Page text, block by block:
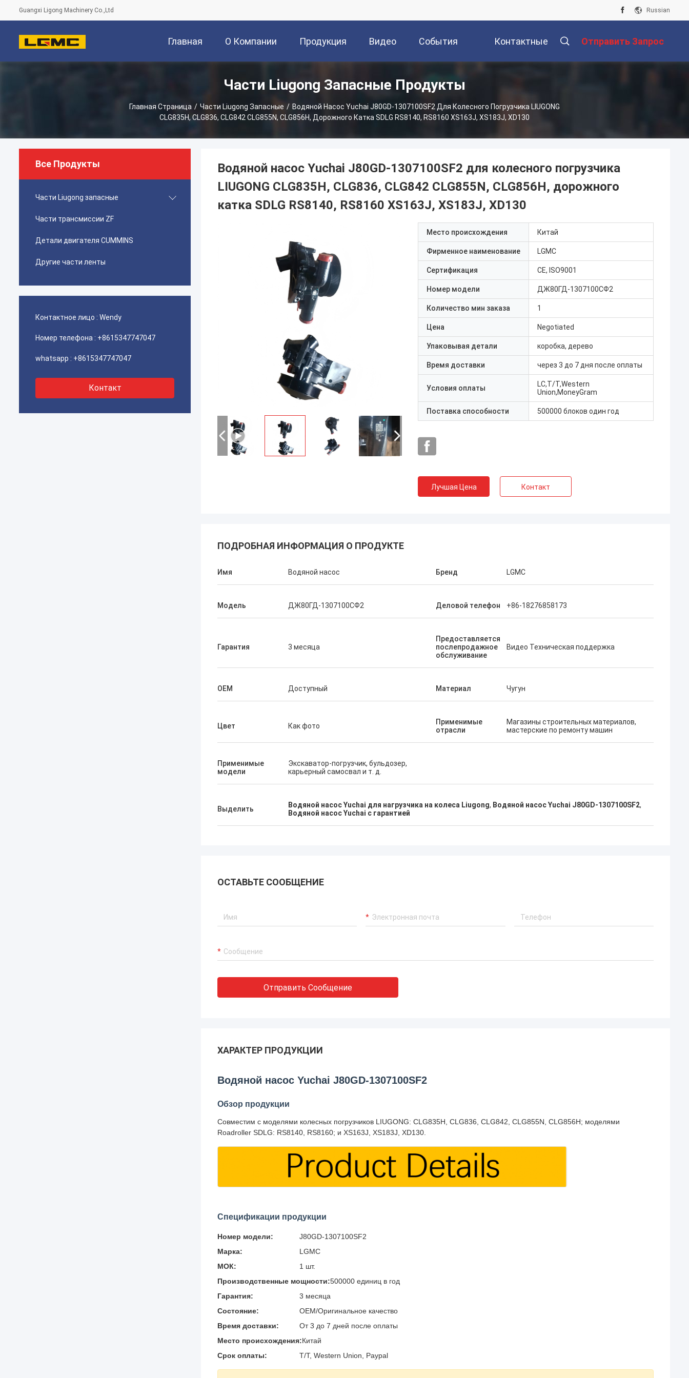
Guangxi Ligong Machinery Co.,Ltd Russian
Главная О Компании Продукция Видео События Контактные Отправить Запрос
Части Liugong Запасные Продукты
Главная Страница / Части Liugong Запасные / Водяной Насос Yuchai J80GD-1307100SF2 Для Колесного Погрузчика LIUGONG
CLG835H, CLG836, CLG842 CLG855N, CLG856H, Дорожного Катка SDLG RS8140, RS8160 XS163J, XS183J, XD130
Все Продукты
Части Liugong запасные
Части трансмиссии ZF
Детали двигателя CUMMINS
Другие части ленты
Контактное лицо : Wendy
Номер телефона : +8615347747047
whatsapp : +8615347747047
Контакт
Водяной насос Yuchai J80GD-1307100SF2 для колесного погрузчика
LIUGONG CLG835H, CLG836, CLG842 CLG855N, CLG856H, дорожного
катка SDLG RS8140, RS8160 XS163J, XS183J, XD130
Место происхождения Китай
Фирменное наименование LGMC
Сертификация CE, ISO9001
Номер модели ДЖ80ГД-1307100СФ2
Количество мин заказа 1
Цена Negotiated
Упаковывая детали коробка, дерево
Время доставки через 3 до 7 дня после оплаты
Условия оплаты
LC,T/T,Western
Union,MoneyGram
Поставка способности 500000 блоков один год
Лучшая Цена Контакт
ПОДРОБНАЯ ИНФОРМАЦИЯ О ПРОДУКТЕ
Имя Водяной насос Бренд LGMC
Модель ДЖ80ГД-1307100СФ2 Деловой телефон +86-18276858173
Гарантия 3 месяца
Предоставляется
послепродажное
обслуживание
Видео Техническая поддержка
OEM Доступный Материал Чугун
Цвет Как фото
Применимые
отрасли
Магазины строительных материалов,
мастерские по ремонту машин
Применимые
модели
Экскаватор-погрузчик, бульдозер,
карьерный самосвал и т. д.
Выделить Водяной насос Yuchai для нагрузчика на колеса Liugong, Водяной насос Yuchai J80GD-1307100SF2,
Водяной насос Yuchai с гарантией
ОСТАВЬТЕ СООБЩЕНИЕ
Отправить Сообщение
ХАРАКТЕР ПРОДУКЦИИ
Водяной насос Yuchai J80GD-1307100SF2
Обзор продукции
Совместим с моделями колесных погрузчиков LIUGONG: CLG835H, CLG836, CLG842, CLG855N, CLG856H; моделями
Roadroller SDLG: RS8140, RS8160; и XS163J, XS183J, XD130.
Спецификации продукции
Номер модели:
J80GD-1307100SF2
Марка:
LGMC
МОК:
1 шт.
Производственные мощности:500000 единиц в год
Гарантия:
3 месяца
Состояние:
OEM/Оригинальное качество
Время доставки:
От 3 до 7 дней после оплаты
Место происхождения:Китай
Срок оплаты:
T/T, Western Union, Paypal